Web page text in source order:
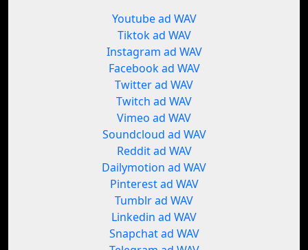
Youtube ad WAV
Tiktok ad WAV
Instagram ad WAV
Facebook ad WAV
Twitter ad WAV
Twitch ad WAV
Vimeo ad WAV
Soundcloud ad WAV
Reddit ad WAV
Dailymotion ad WAV
Pinterest ad WAV
Tumblr ad WAV
Linkedin ad WAV
Snapchat ad WAV